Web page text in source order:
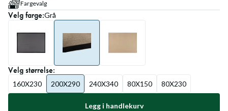
Fargevalg
Velgfarge:Grå
Velgstørrelse:
160X230 200X290 240X340 80X150 80X230
Legg i handlekurv